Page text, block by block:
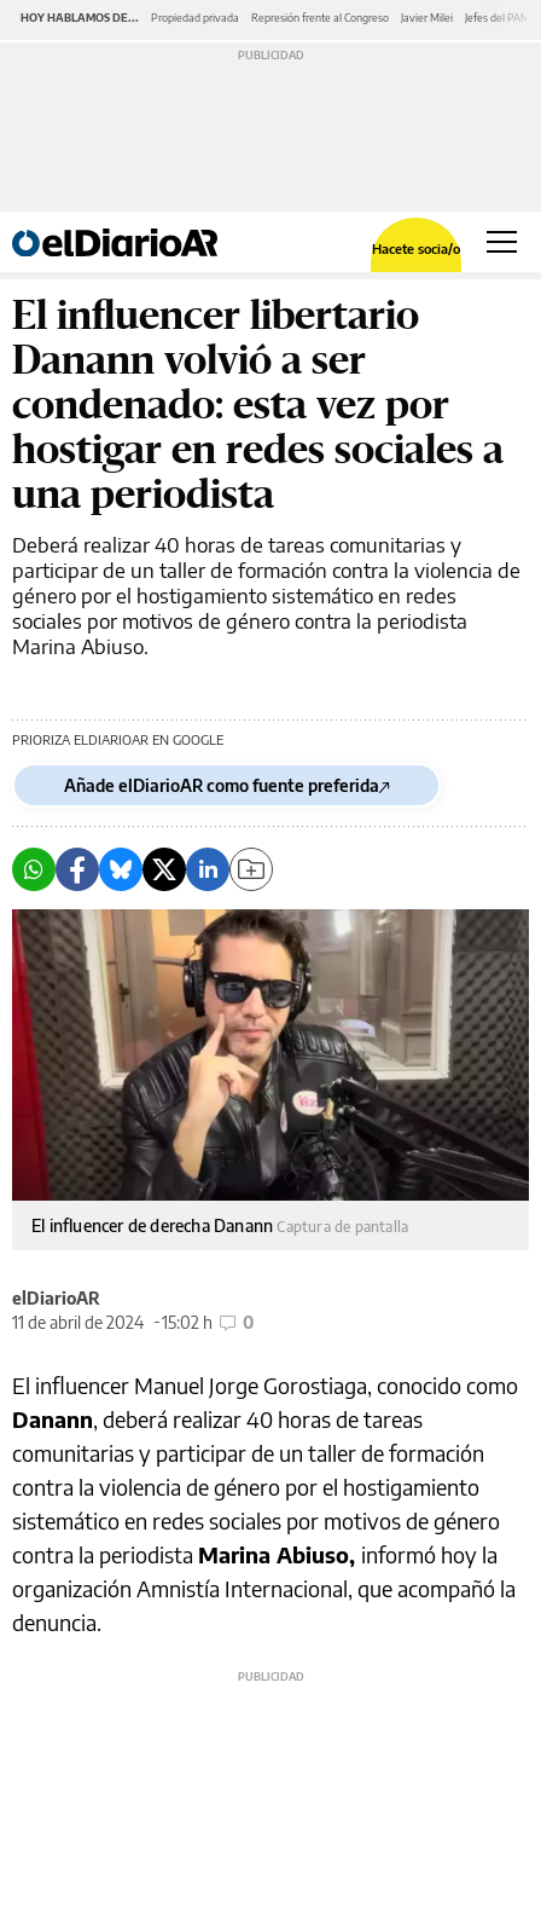
HOY HABLAMOS DE... Propiedad privada Represión frente al Congreso Javier Milei Jefes del PAMI
Hacete socia/o
El influencer libertario
Danann volvió a ser
condenado: esta vez por
hostigar en redes sociales a
una periodista
Deberá realizar 40 horas de tareas comunitarias y
participar de un taller de formación contra la violencia de
género por el hostigamiento sistemático en redes
sociales por motivos de género contra la periodista
Marina Abiuso.
PRIORIZA ELDIARIOAR EN GOOGLE
Añade elDiarioAR como fuente preferida
El influencer de derecha DanannCaptura de pantalla
elDiarioAR
11 de abril de 2024
15:02 h 0
El influencer Manuel Jorge Gorostiaga, conocido como
Danann, deberá realizar 40 horas de tareas
comunitarias y participar de un taller de formación
contra la violencia de género por el hostigamiento
sistemático en redes sociales por motivos de género
contra la periodista Marina Abiuso, informó hoy la
organización Amnistía Internacional, que acompañó la
denuncia.